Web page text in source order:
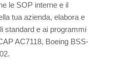
le SOP interne e il
tua azienda, elabora e
standard e ai programmi
AC7118, Boeing BSS-